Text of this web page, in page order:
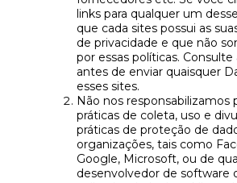
links para qualquer um
que cada sites possui as
de privacidade e que não
por essas políticas.
antes de enviar quaisquer
esses sites.
Não nos responsabilizamos
práticas de coleta, uso e
práticas de proteção de
organizações, tais como
Google, Microsoft, ou de
desenvolvedor de software